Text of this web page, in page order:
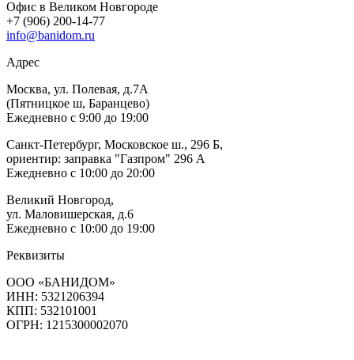
Офис в Великом Новгороде
+7 (906) 200-14-77
info@banidom.ru
Адрес
Москва, ул. Полевая, д.7А
(Пятницкое ш, Баранцево)
Ежедневно с 9:00 до 19:00
Санкт-Петербург, Московское ш., 296 Б,
ориентир: заправка "Газпром" 296 А
Ежедневно с 10:00 до 20:00
Великий Новгород,
ул. Маловишерская, д.6
Ежедневно с 10:00 до 19:00
Реквизиты
ООО «БАНИДОМ»
ИНН: 5321206394
КПП: 532101001
ОГРН: 1215300002070